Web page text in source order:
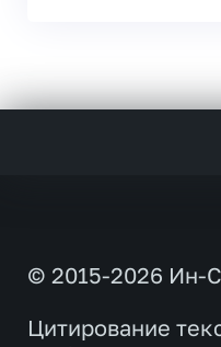
© 2015-2026 Ин-
Цитирование